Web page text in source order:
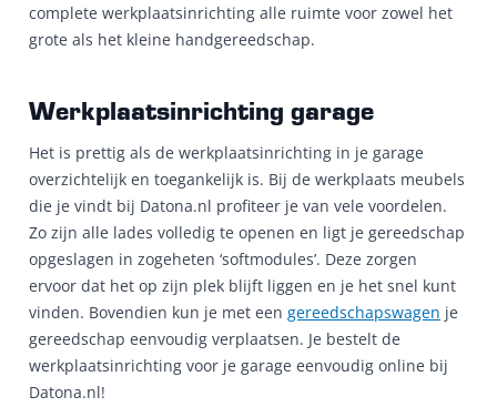
complete werkplaatsinrichting alle ruimte voor zowel het
grote als het kleine handgereedschap.
Werkplaatsinrichting garage
Het is prettig als de werkplaatsinrichting in je garage
overzichtelijk en toegankelijk is. Bij de werkplaats meubels
die je vindt bij Datona.nl profiteer je van vele voordelen.
Zo zijn alle lades volledig te openen en ligt je gereedschap
opgeslagen in zogeheten ‘softmodules’. Deze zorgen
ervoor dat het op zijn plek blijft liggen en je het snel kunt
vinden. Bovendien kun je met een gereedschapswagen je
gereedschap eenvoudig verplaatsen. Je bestelt de
werkplaatsinrichting voor je garage eenvoudig online bij
Datona.nl!